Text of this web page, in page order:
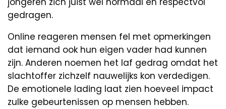
gedragen.
Online reageren mensen fel met opmerkingen
dat iemand ook hun eigen vader had kunnen
zijn. Anderen noemen het laf gedrag omdat het
slachtoffer zichzelf nauwelijks kon verdedigen.
De emotionele lading laat zien hoeveel impact
zulke gebeurtenissen op mensen hebben.